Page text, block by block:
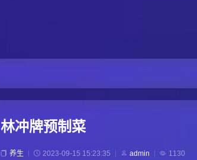
林冲牌预制菜
养生 2023-09-15 15:23:35 admin 1130